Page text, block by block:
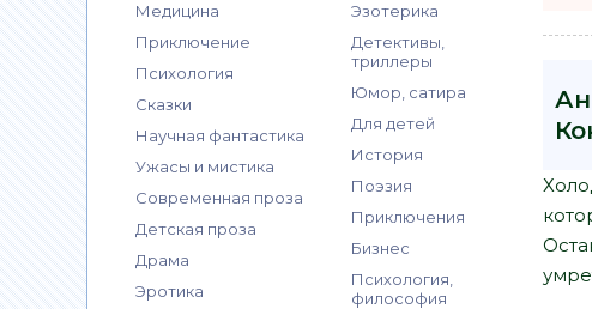
Медицина
Приключение
Психология
Сказки
Научная фантастика
Ужасы и мистика
Современная проза
Детская проза
Драма
Эротика
Эзотерика
Детективы,
триллеры
Юмор, сатира
Для детей
История
Поэзия
Приключения
Бизнес
Психология,
философия